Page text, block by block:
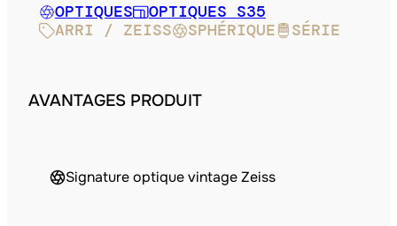
OPTIQUES
OPTIQUES S35
ARRI / ZEISS
SPHÉRIQUE SÉRIE
AVANTAGES PRODUIT
Signature optique vintage Zeiss